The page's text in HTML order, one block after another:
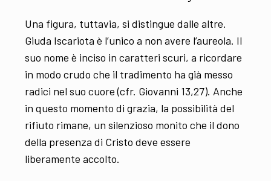
Una figura, tuttavia, si distingue dalle altre.
Giuda Iscariota è l’unico a non avere l’aureola. Il
suo nome è inciso in caratteri scuri, a ricordare
in modo crudo che il tradimento ha già messo
radici nel suo cuore (cfr. Giovanni 13,27). Anche
in questo momento di grazia, la possibilità del
rifiuto rimane, un silenzioso monito che il dono
della presenza di Cristo deve essere
liberamente accolto.